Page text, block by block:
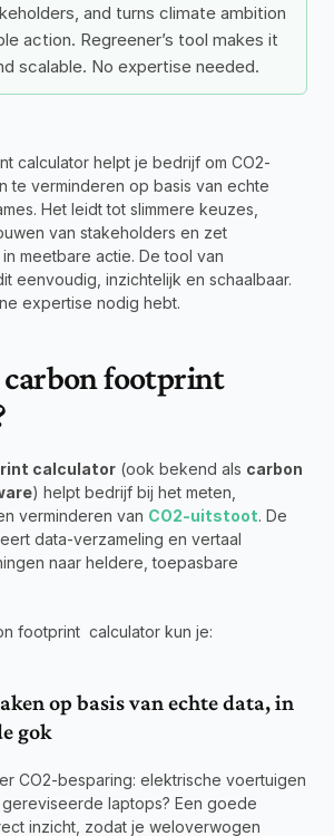
and turns climate ambition
action. Regreener’s tool makes it
scalable. No expertise needed.
calculator helpt je bedrijf om CO2-
te verminderen op basis van echte
Het leidt tot slimmere keuzes,
van stakeholders en zet
meetbare actie. De tool van
eenvoudig, inzichtelijk en schaalbaar.
expertise nodig hebt.
carbon footprint
calculator (ook bekend als carbon
) helpt bedrijf bij het meten,
verminderen van CO2-uitstoot. De
data-verzameling en vertaal
naar heldere, toepasbare
footprint  calculator kun je:
op basis van echte data, in
gok
CO2-besparing: elektrische voertuigen
laptops? Een goede
inzicht, zodat je weloverwogen